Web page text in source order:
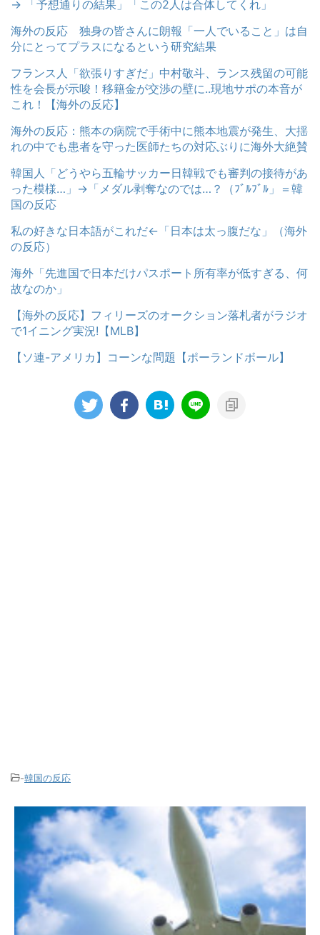
→ 「予想通りの結果」「この2人は合体してくれ」
海外の反応 独身の皆さんに朗報「一人でいること」は自
分にとってプラスになるという研究結果
フランス人「欲張りすぎだ」中村敬斗、ランス残留の可能
性を会長が示唆！移籍金が交渉の壁に..現地サポの本音が
これ！【海外の反応】
海外の反応：熊本の病院で手術中に熊本地震が発生、大揺
れの中でも患者を守った医師たちの対応ぶりに海外大絶賛
韓国人「どうやら五輪サッカー日韓戦でも審判の接待があ
った模様…」→「メダル剥奪なのでは…？（ﾌﾞﾙﾌﾞﾙ」＝韓
国の反応
私の好きな日本語がこれだ←「日本は太っ腹だな」（海外
の反応）
海外「先進国で日本だけパスポート所有率が低すぎる、何
故なのか」
【海外の反応】フィリーズのオークション落札者がラジオ
で1イニング実況!【MLB】
【ソ連-アメリカ】コーンな問題【ポーランドボール】
-韓国の反応